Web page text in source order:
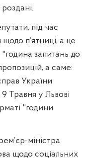
під час
п’ятниці, а це
запитань до
а саме:
України
Травня у Львові
"години
міністра
щодо соціальних